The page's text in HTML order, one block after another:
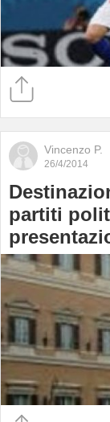
Vincenzo P.
26/4/2014
partiti